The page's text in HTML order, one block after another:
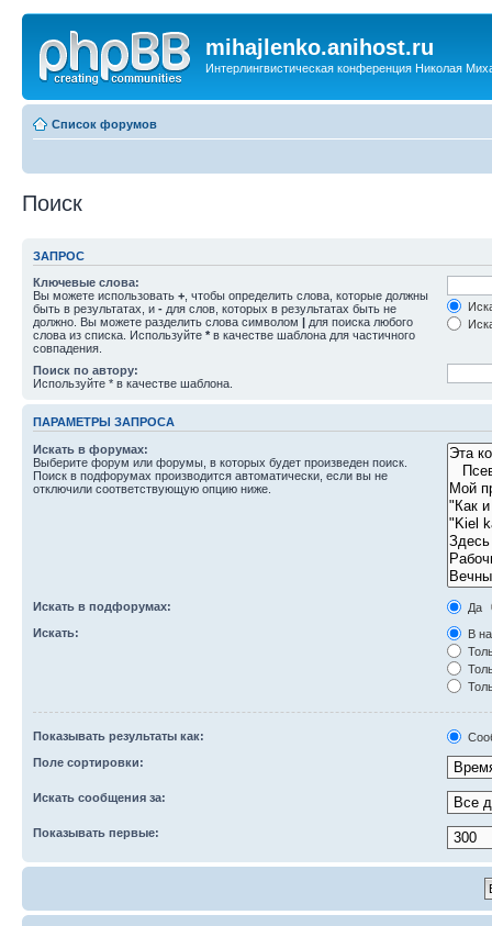
mihajlenko.anihost.ru
Интерлингвистическая конференция Николая
Список форумов
Поиск
ЗАПРОС
Ключевые слова:
Вы можете использовать + , чтобы определить слова, которые должны
быть в результатах, и - для слов, которых в результатах быть не
должно. Вы можете разделить слова символом | для поиска любого
слова из списка. Используйте * в качестве шаблона для частичного
совпадения.
Поиск по автору:
Используйте * в качестве шаблона.
ПАРАМЕТРЫ ЗАПРОСА
Искать в форумах:
Выберите форум или форумы, в которых будет произведен поиск.
Поиск в подфорумах производится автоматически, если вы не
отключили соответствующую опцию ниже.
Искать в подфорумах:
Да
Искать:
В
Показывать результаты как:
Поле сортировки:
Искать сообщения за:
Показывать первые: